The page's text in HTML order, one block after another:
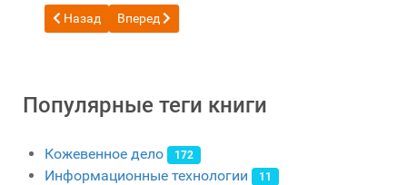
Предыдущий: Книга кожевенное ремесло ручное шитье
Назад Следующий: Бесплатная книга Энциклопедия
Вперед
Популярные теги книги
Кожевенное дело 172
Информационные технологии 11